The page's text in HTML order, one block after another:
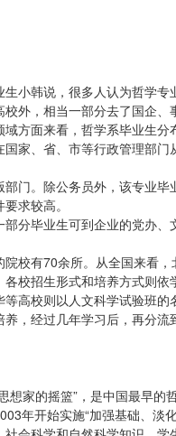
小韩说，很多人认为哲学
外，相当一部分去了国企、
方面来看，哲学系毕业生分
家、省、市等行政管理部
门。除公务员外，该专业
求较高。
分毕业生可到企业的党办、
校有70余所。从全国来看
校招生形式和培养方式则
高校则以人文科学试验班
，经过几年学习后，再分流
想家的摇篮”，是中国最早
年开始实施“加强基础、淡